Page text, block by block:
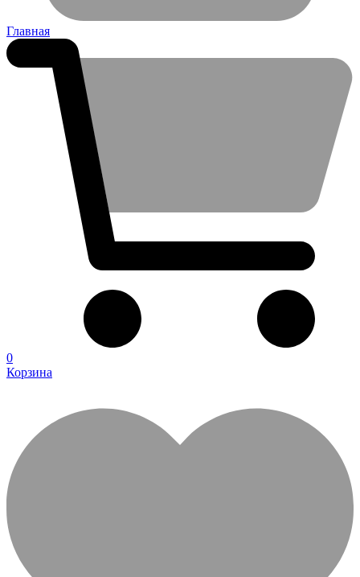
Главная
0
Корзина